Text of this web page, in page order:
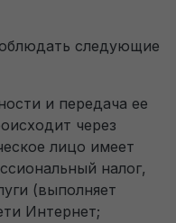
следующие
и передача ее
через
лицо имеет
налог,
(выполняет
Интернет;